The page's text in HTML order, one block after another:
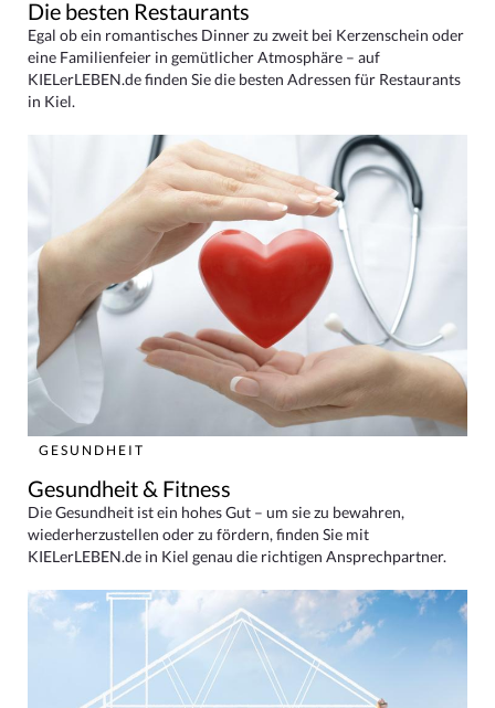
Die besten Restaurants
Egal ob ein romantisches Dinner zu zweit bei Kerzenschein oder
eine Familienfeier in gemütlicher Atmosphäre – auf
KIELerLEBEN.de finden Sie die besten Adressen für Restaurants
in Kiel.
GESUNDHEIT
Gesundheit & Fitness
Die Gesundheit ist ein hohes Gut – um sie zu bewahren,
wiederherzustellen oder zu fördern, finden Sie mit
KIELerLEBEN.de in Kiel genau die richtigen Ansprechpartner.